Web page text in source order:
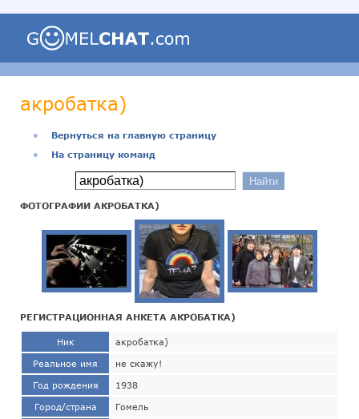
акробатка)
●
Вернуться на главную страницу
●
На страницу команд
ФОТОГРАФИИ АКРОБАТКА)
РЕГИСТРАЦИОННАЯ АНКЕТА АКРОБАТКА)
Ник акробатка)
Реальное имя не скажу!
Год рождения 1938
Город/страна Гомель